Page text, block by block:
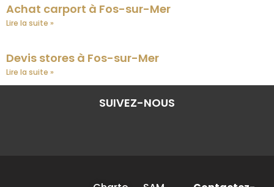
Achat carport à Fos-sur-Mer
Lire la suite »
Devis stores à Fos-sur-Mer
Lire la suite »
SUIVEZ-NOUS